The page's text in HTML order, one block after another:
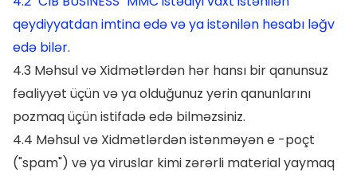
qeydiyyatdan imtina edə və ya istənilən hesabı ləğv
edə bilər.
4.3 Məhsul və Xidmətlərdən hər hansı bir qanunsuz
fəaliyyət üçün və ya olduğunuz yerin qanunlarını
pozmaq üçün istifadə edə bilməzsiniz.
4.4 Məhsul və Xidmətlərdən istənməyən e -poçt
("spam") və ya viruslar kimi zərərli material yaymaq